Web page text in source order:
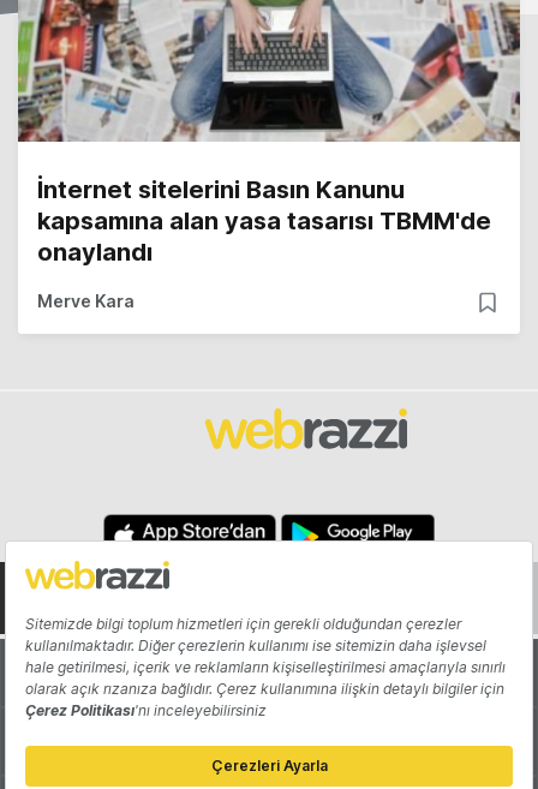
İnternet sitelerini Basın Kanunu
kapsamına alan yasa tasarısı TBMM'de
onaylandı
Merve Kara
Hakkında Yazarlar
Katkıda Bulun Reklam